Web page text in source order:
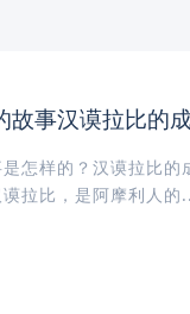
事汉谟拉比的
怎样的？汉谟拉比的
拉比，是阿摩利人的